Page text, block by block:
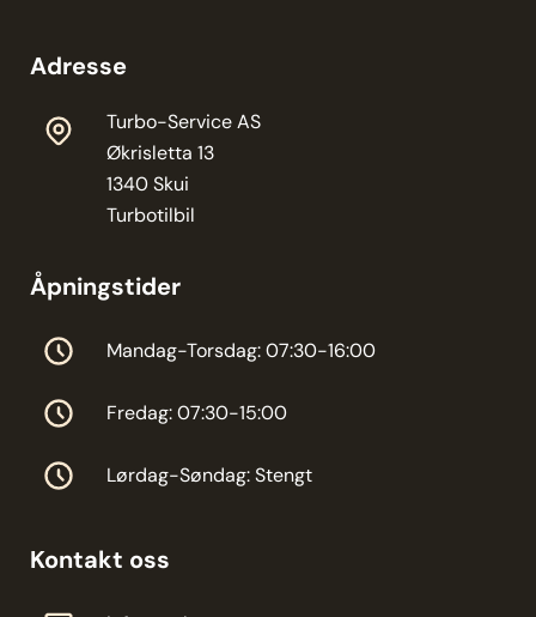
Adresse
Turbo-Service AS
Økrisletta 13
1340 Skui
Turbotilbil
Åpningstider
Mandag-Torsdag: 07:30-16:00
Fredag: 07:30-15:00
Lørdag-Søndag: Stengt
Kontakt oss